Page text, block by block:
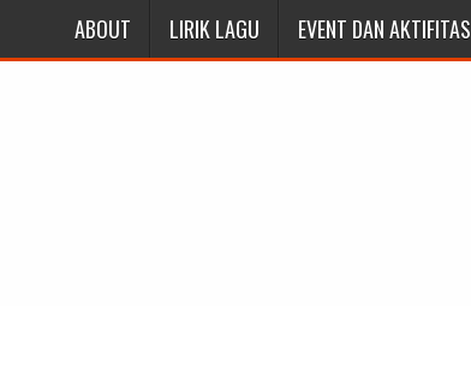
ABOUT LIRIK LAGU EVENT DAN AKTIFITAS